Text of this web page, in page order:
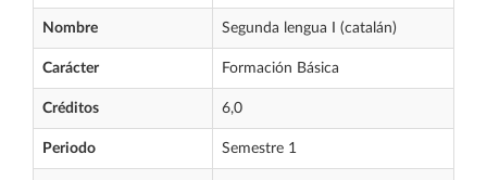
Nombre Segunda lengua I (catalán)
Carácter Formación Básica
Créditos 6,0
Periodo Semestre 1